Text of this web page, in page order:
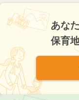
あな
保育